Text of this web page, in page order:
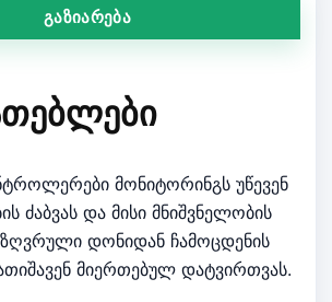
გაზიარება
მონიტორინგს უწევენ
ძაბვას და მისი მნიშვნელობის
დონიდან ჩამოცდენის
მიერთებულ დატვირთვას.